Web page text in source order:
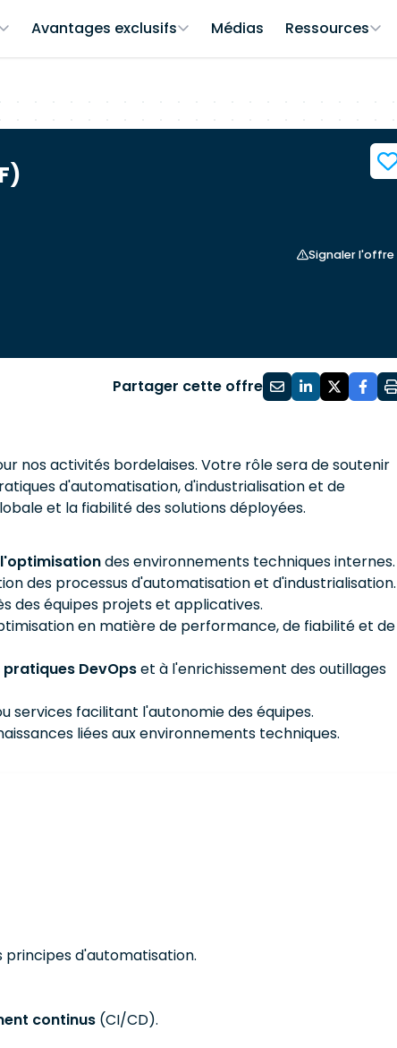
Avantages exclusifs Médias Ressources
Signaler l'offre
Partager cette offre
nos activités bordelaises. Votre rôle sera de soutenir
d'automatisation, d'industrialisation et de
et la fiabilité des solutions déployées.
des environnements techniques internes.
des processus d'automatisation et d'industrialisation.
des équipes projets et applicatives.
en matière de performance, de fiabilité et de
DevOpset à l'enrichissement des outillages
services facilitant l'autonomie des équipes.
liées aux environnements techniques.
principes d'automatisation.
continus (CI/CD).